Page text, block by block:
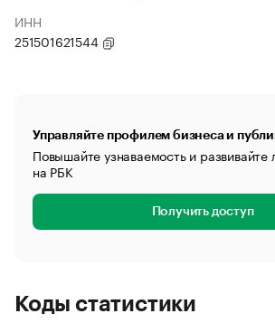
ИНН
251501621544
Управляйте профилем бизнеса и
Повышайте узнаваемость и
на РБК
Получить доступ
Коды статистики